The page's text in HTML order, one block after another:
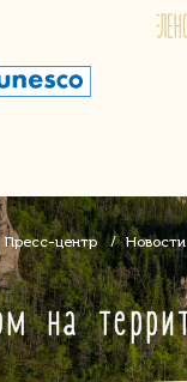
Пресс-центр Новости